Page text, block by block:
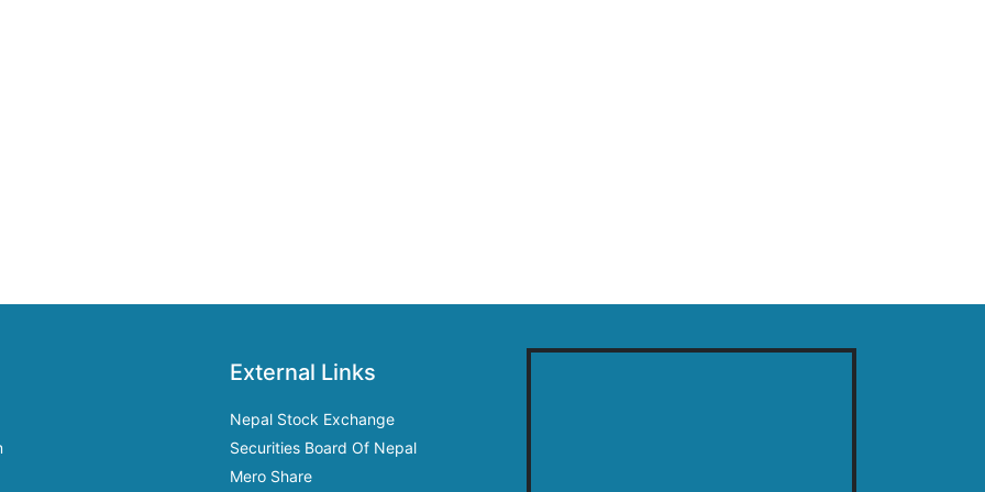
External Links
Nepal Stock Exchange
Securities Board Of Nepal
Mero Share